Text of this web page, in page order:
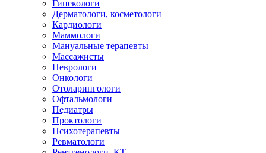
Гинекологи
Дерматологи, косметологи
Кардиологи
Маммологи
Мануальные терапевты
Массажисты
Неврологи
Онкологи
Отоларингологи
Офтальмологи
Педиатры
Проктологи
Психотерапевты
Ревматологи